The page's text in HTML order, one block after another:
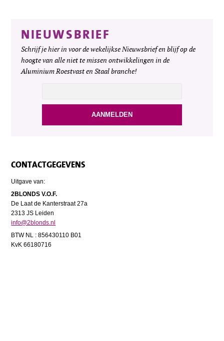
NIEUWSBRIEF
Schrijf je hier in voor de wekelijkse Nieuwsbrief en blijf op de
hoogte van alle niet te missen ontwikkelingen in de
Aluminium Roestvast en Staal branche!
CONTACTGEGEVENS
Uitgave van:
2BLONDS V.O.F.
De Laat de Kanterstraat 27a
2313 JS Leiden
info@2blonds.nl
BTW NL : 856430110 B01
KvK 66180716